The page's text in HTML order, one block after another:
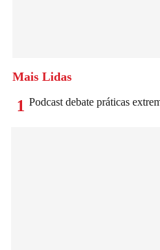
Mais Lidas
1 Podcast debate práticas